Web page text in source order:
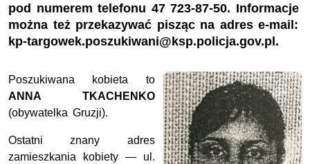
pod numerem telefonu 47 723-87-50. Informacje
można też przekazywać pisząc na adres e-mail:
kp-targowek.poszukiwani@ksp.policja.gov.pl.
Poszukiwana kobieta to
ANNA TKACHENKO
(obywatelka Gruzji).
Ostatni znany adres
zamieszkania kobiety — ul.